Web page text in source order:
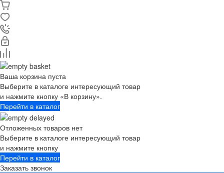
Ваша корзина пуста
Выберите в каталоге интересующий товар
и нажмите кнопку «В корзину».
Перейти в каталог
Отложенных товаров нет
Выберите в каталоге интересующий товар
и нажмите кнопку
Перейти в каталог
Заказать звонок